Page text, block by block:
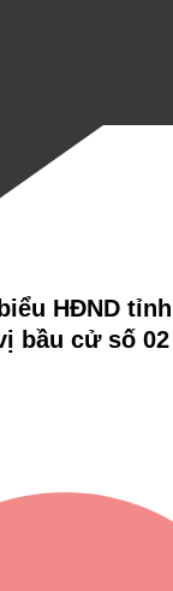
HĐND
bầu cử số